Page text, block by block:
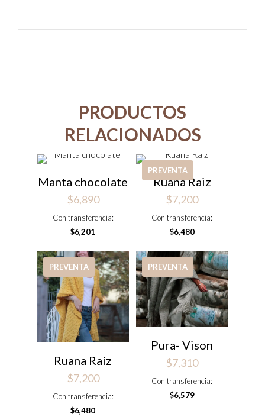
PRODUCTOS
RELACIONADOS
Manta chocolate
$6,890
Con transferencia:
$6,201
PREVENTA
Ruana Raiz
$7,200
Con transferencia:
$6,480
PREVENTA
Ruana Raíz
$7,200
Con transferencia:
$6,480
PREVENTA
Pura- Vison
$7,310
Con transferencia:
$6,579